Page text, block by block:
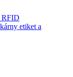
RFID
etiket a